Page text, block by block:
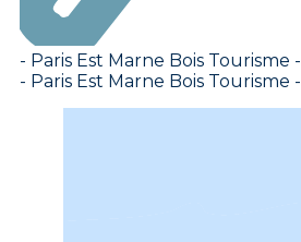
- Paris Est Marne Bois Tourisme -
- Paris Est Marne Bois Tourisme -